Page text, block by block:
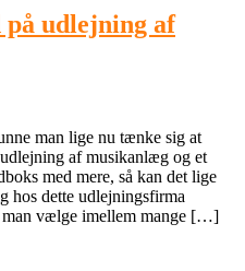
på udlejning af
man lige nu tænke sig at
af musikanlæg og et
med mere, så kan det lige
hos dette udlejningsfirma
man vælge imellem mange […]